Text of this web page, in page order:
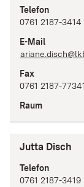
Telefon
0761 2187-3414
E-Mail
Fax
0761 2187-
Raum
Jutta Disch
Telefon
0761 2187-3419